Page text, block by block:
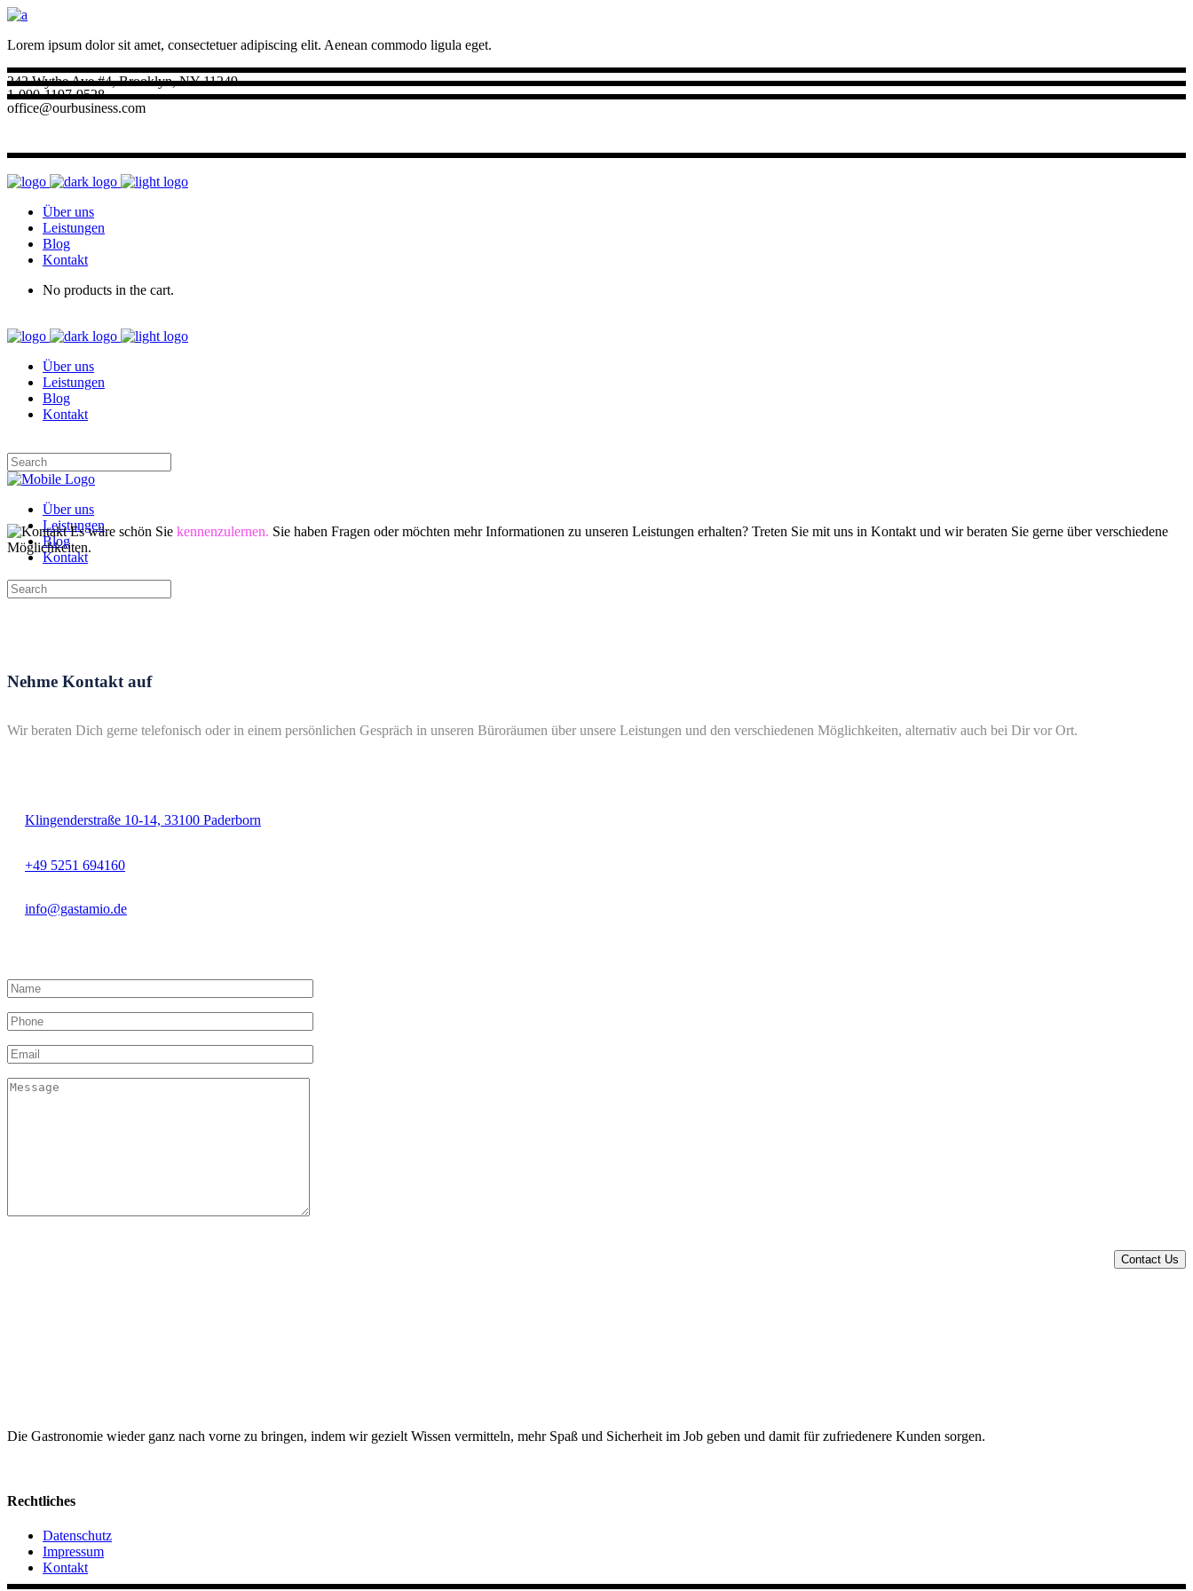
Lorem ipsum dolor sit amet, consectetuer adipiscing elit. Aenean commodo ligula eget.
242 Wythe Ave #4, Brooklyn, NY 11249
1-090-1197-9528
office@ourbusiness.com
Über uns
Leistungen
Blog
Kontakt
No products in the cart.
Über uns
Leistungen
Blog
Kontakt
Über uns
Leistungen
Blog
Kontakt
Es wäre schön Sie kennenzulernen. Sie haben Fragen oder möchten mehr Informationen zu unseren Leistungen erhalten? Treten Sie mit uns in Kontakt und wir beraten Sie gerne über verschiedene
Möglichkeiten.
Nehme Kontakt auf
Wir beraten Dich gerne telefonisch oder in einem persönlichen Gespräch in unseren Büroräumen über unsere Leistungen und den verschiedenen Möglichkeiten, alternativ auch bei Dir vor Ort.
Klingenderstraße 10-14, 33100 Paderborn
+49 5251 694160
info@gastamio.de
Die Gastronomie wieder ganz nach vorne zu bringen, indem wir gezielt Wissen vermitteln, mehr Spaß und Sicherheit im Job geben und damit für zufriedenere Kunden sorgen.
Rechtliches
Datenschutz
Impressum
Kontakt